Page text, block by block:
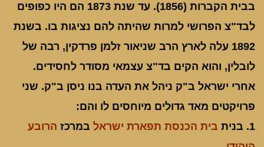
בבית הקברות (1856). עד שנת 1873 הם היו כפופים
לבד"צ הפרושי למרות שהיתה להם נציגות בו. בשנת
1892 עלה לארץ הרב שניאור זלמן פרדקין, רבה של
לובלין, והוא הקים בד"צ עצמאי מסודר לחסידים.
אחרי ישראל ב"ק ניהל את העדה בנו ניסן ב"ק. שני
פרויקטים מאד גדולים מיוחסים לו והם:
1. בנית
בית הכנסת תפארת ישראל במרכז הרובע